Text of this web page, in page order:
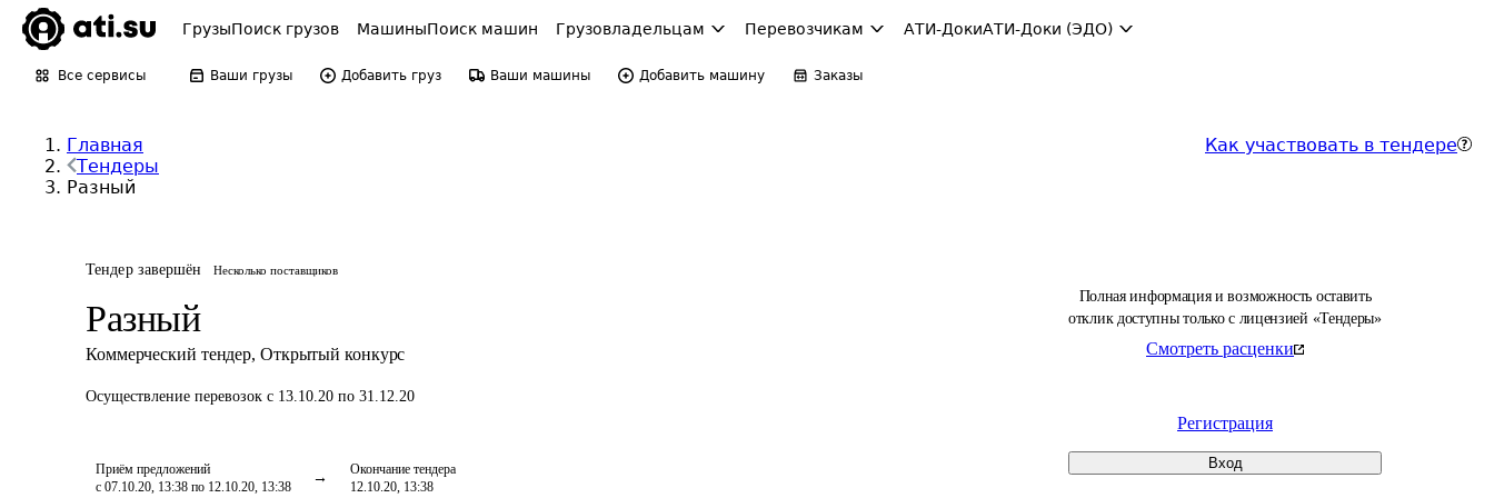
ГрузыПоиск грузов МашиныПоиск машин Грузовладельцам Перевозчикам АТИ-ДокиАТИ-Доки (ЭДО)
Все сервисы Ваши грузы Добавить груз Ваши машины Добавить машину Заказы
Главная
Тендеры
Разный
Как участвовать в тендере
Тендер завершён Несколько поставщиков
Разный
Коммерческий тендер, Открытый конкурс
Осуществление перевозок с 13.10.20 по 31.12.20
Приём предложений
с 07.10.20, 13:38 по 12.10.20, 13:38
Окончание тендера
12.10.20, 13:38
Полная информация и возможность оставить
отклик доступны только с лицензией «Тендеры»
Смотреть расценки
Регистрация
Вход